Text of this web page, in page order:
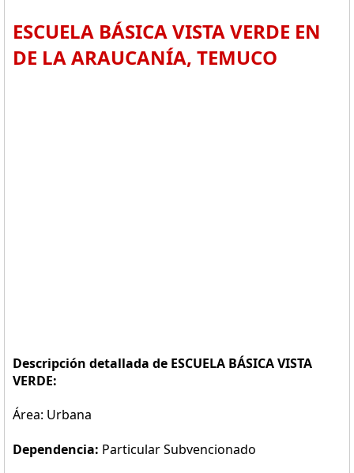
ESCUELA BÁSICA VISTA VERDE EN
DE LA ARAUCANÍA, TEMUCO
Descripción detallada de ESCUELA BÁSICA VISTA
VERDE:
Área: Urbana
Dependencia: Particular Subvencionado